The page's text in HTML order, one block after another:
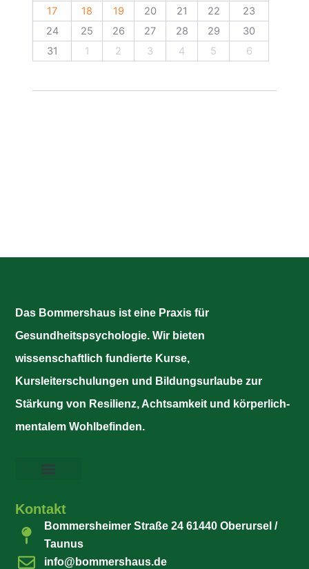
17
18 19 20 21 22
23
24
25 26 27 28 29
30
31
1 2 3 4 5 6
Das Bommershaus ist eine Praxis für
Gesundheitspsychologie. Wir bieten
wissenschaftlich fundierte Kurse,
Kursleiterschulungen und Bildungsurlaube zur
Stärkung von Resilienz, Achtsamkeit und körperlich-
mentalem Wohlbefinden.
Kontakt
Bommersheimer Straße 24 61440 Oberursel /
Taunus
info@bommershaus.de